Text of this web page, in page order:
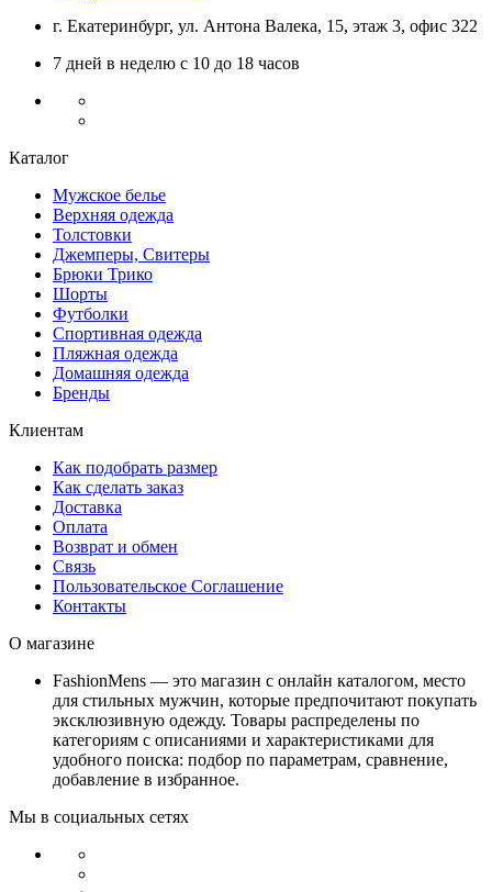
г. Екатеринбург, ул. Антона Валека, 15, этаж 3, офис 322
7 дней в неделю с 10 до 18 часов
Каталог
Мужское белье
Верхняя одежда
Толстовки
Джемперы, Свитеры
Брюки Трико
Шорты
Футболки
Спортивная одежда
Пляжная одежда
Домашняя одежда
Бренды
Клиентам
Как подобрать размер
Как сделать заказ
Доставка
Оплата
Возврат и обмен
Связь
Пользовательское Соглашение
Контакты
О магазине
FashionMens — это магазин с онлайн каталогом, место
для стильных мужчин, которые предпочитают покупать
эксклюзивную одежду. Товары распределены по
категориям с описаниями и характеристиками для
удобного поиска: подбор по параметрам, сравнение,
добавление в избранное.
Мы в социальных сетях